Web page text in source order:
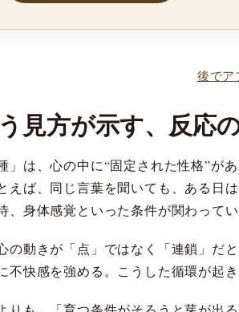
後でア
見方が示す、反応
」は、心の中に“固定された性格”が
えば、同じ言葉を聞いても、ある日
、身体感覚といった条件が関わってい
の動きが「点」ではなく「連鎖」だ
不快感を強める。こうした循環が起